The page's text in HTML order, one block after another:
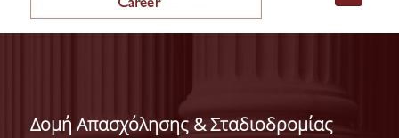
Δομή Απασχόλησης & Σταδιοδρομίας